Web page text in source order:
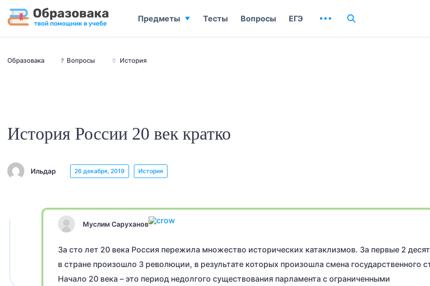
Образовака ❓ Вопросы 🏺 История
История России 20 век кратко
Ильдар 26 декабря, 2019 История
Муслим Саруханов
За сто лет 20 века Россия пережила множество исторических катаклизмов. За первые 2
в стране произошло 3 революции, в результате которых произошла смена государственного
Начало 20 века – это период недолгого существования парламента с ограниченными
Предметы Тесты Вопросы ЕГЭ